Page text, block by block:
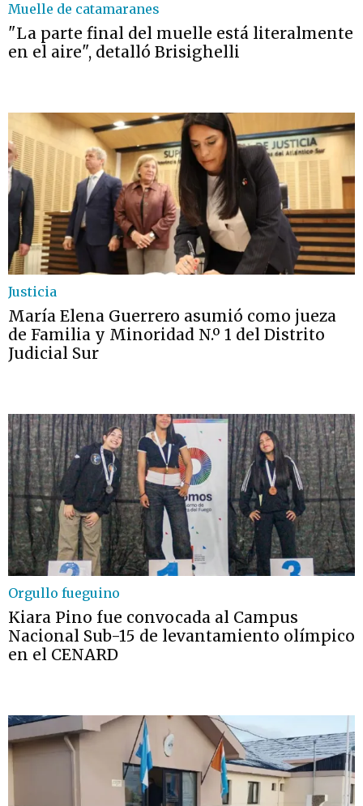
Muelle de catamaranes
"La parte final del muelle está literalmente
en el aire", detalló Brisighelli
Justicia
María Elena Guerrero asumió como jueza
de Familia y Minoridad N.º 1 del Distrito
Judicial Sur
Orgullo fueguino
Kiara Pino fue convocada al Campus
Nacional Sub-15 de levantamiento olímpico
en el CENARD